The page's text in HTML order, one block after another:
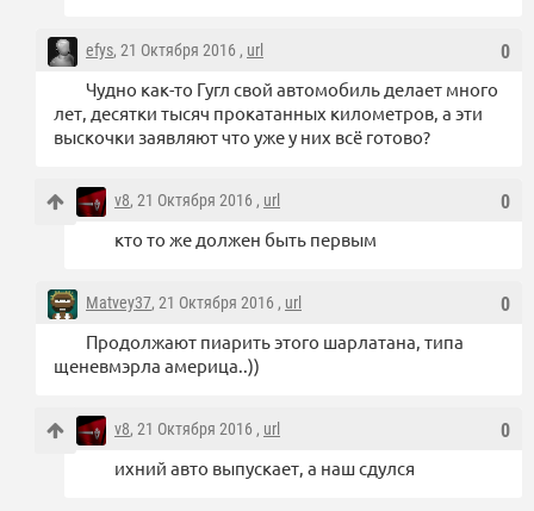
0
efys, 21 Октября 2016 , url
Чудно как-то Гугл свой автомобиль делает много
лет, десятки тысяч прокатанных километров, а эти
выскочки заявляют что уже у них всё готово?
0
v8, 21 Октября 2016 , url
кто то же должен быть первым
0
Matvey37, 21 Октября 2016 , url
Продолжают пиарить этого шарлатана, типа
щеневмэрла америца..))
0
v8, 21 Октября 2016 , url
ихний авто выпускает, а наш сдулся